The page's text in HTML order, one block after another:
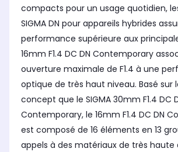
Diamètre du filtre
67 mm
Distance minimale de mise au
10 cm
Diamètre du
-
Distance
25 cm
compacts pour un usage quotidien,
SIGMA DN pour appareils hybrides
performance supérieure aux
16mm F1.4 DC DN Contemporary
ouverture maximale de F1.4 à une
optique de très haut niveau. Basé sur
concept que le SIGMA 30mm F1.4 DC
Contemporary, le 16mm F1.4 DC DN
est composé de 16 éléments en 13
appels à des matériaux de très haute